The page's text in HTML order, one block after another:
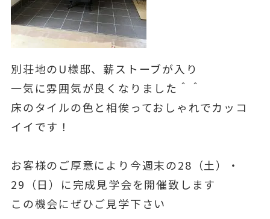
別荘地のU様邸、薪ストーブが入り
一気に雰囲気が良くなりました＾＾
床のタイルの色と相俟っておしゃれでカッコ
イイです！
お客様のご厚意により今週末の28（土）・
29（日）に完成見学会を開催致します
この機会にぜひご見学下さい